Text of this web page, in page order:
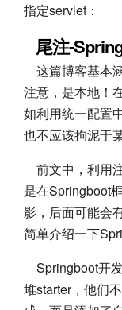
指定servlet：
尾注-
这篇博客基本
注意，是本地！
如利用统一配置
也不应该拘泥于
前文中，利用
是在Springboot
影，后面可能会
简单介绍一下
Springboot开
堆starter，他们